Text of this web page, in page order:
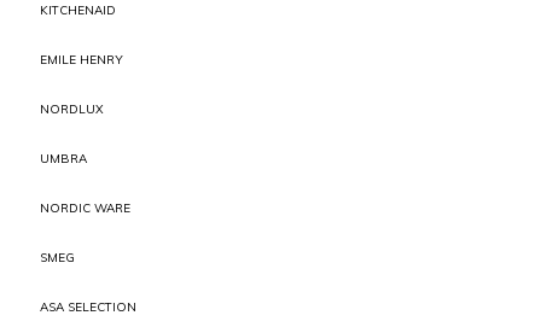
KITCHENAID
EMILE HENRY
NORDLUX
UMBRA
NORDIC WARE
SMEG
ASA SELECTION